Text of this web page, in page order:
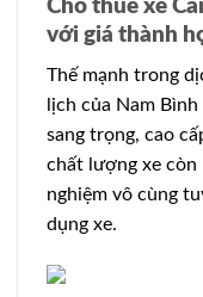
Cho thuê xe
với giá thành
Thế mạnh trong
lịch của Nam
sang trọng, cao
chất lượng xe còn
nghiệm vô cùng
dụng xe.